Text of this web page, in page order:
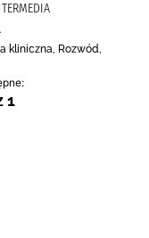
kliniczna, Rozwód,
1